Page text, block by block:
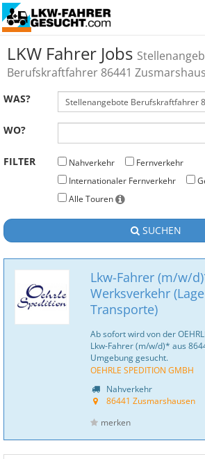
LKW Fahrer Jobs
Berufskraftfahrer 86441
WAS?
WO?
FILTER Nahverkehr
Fernverkehr
Internationaler Fernverkehr
Alle Touren
SUCHEN
Lkw-Fahrer (m/w/
Werksverkehr
Transporte)
Ab sofort wird von der
Lkw-Fahrer (m/w/d)* aus
Umgebung gesucht.
OEHRLE SPEDITION GMBH
Nahverkehr
86441 Zusmarshausen
merken